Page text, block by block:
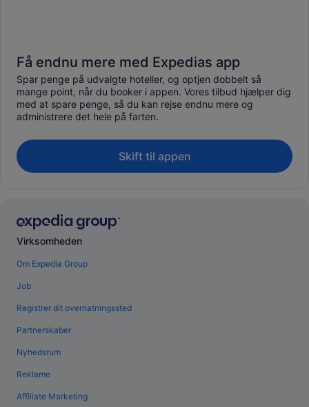
Få endnu mere med Expedias app
Spar penge på udvalgte hoteller, og optjen dobbelt så
mange point, når du booker i appen. Vores tilbud hjælper dig
med at spare penge, så du kan rejse endnu mere og
administrere det hele på farten.
Skift til appen
Virksomheden
Om Expedia Group
Job
Registrer dit overnatningssted
Partnerskaber
Nyhedsrum
Reklame
Affiliate Marketing